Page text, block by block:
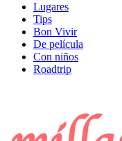
Lugares
Tips
Bon Vivir
De película
Con niños
Roadtrip